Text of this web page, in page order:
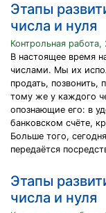
Этапы
числа и нуля
Контрольная
В настоящее время
числами. Мы их
продать, позвонить,
тому же у каждого
опознающие его: в
банковском счёте,
Больше того,
передаётся
Этапы
числа и нуля